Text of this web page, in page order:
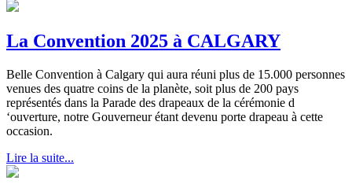
La Convention 2025 à CALGARY
Belle Convention à Calgary qui aura réuni plus de 15.000 personnes
venues des quatre coins de la planète, soit plus de 200 pays
représentés dans la Parade des drapeaux de la cérémonie d
‘ouverture, notre Gouverneur étant devenu porte drapeau à cette
occasion.
Lire la suite...